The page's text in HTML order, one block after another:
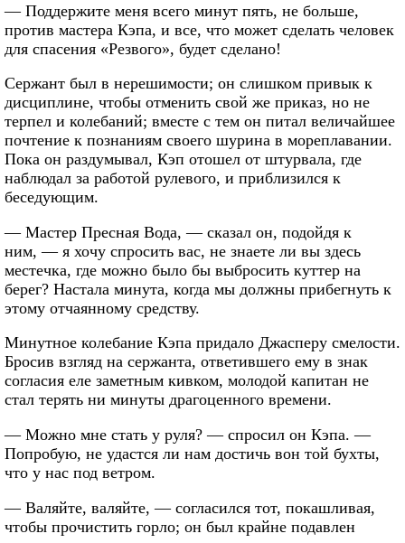
— Поддержите меня всего минут пять, не больше,
против мастера Кэпа, и все, что может сделать человек
для спасения «Резвого», будет сделано!
Сержант был в нерешимости; он слишком привык к
дисциплине, чтобы отменить свой же приказ, но не
терпел и колебаний; вместе с тем он питал величайшее
почтение к познаниям своего шурина в мореплавании.
Пока он раздумывал, Кэп отошел от штурвала, где
наблюдал за работой рулевого, и приблизился к
беседующим.
— Мастер Пресная Вода, — сказал он, подойдя к
ним, — я хочу спросить вас, не знаете ли вы здесь
местечка, где можно было бы выбросить куттер на
берег? Настала минута, когда мы должны прибегнуть к
этому отчаянному средству.
Минутное колебание Кэпа придало Джасперу смелости.
Бросив взгляд на сержанта, ответившего ему в знак
согласия еле заметным кивком, молодой капитан не
стал терять ни минуты драгоценного времени.
— Можно мне стать у руля? — спросил он Кэпа. —
Попробую, не удастся ли нам достичь вон той бухты,
что у нас под ветром.
— Валяйте, валяйте, — согласился тот, покашливая,
чтобы прочистить горло; он был крайне подавлен